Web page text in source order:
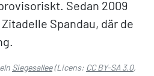
Sedan 2009
Spandau, där de
Siegesallee(Licens: CC BY-SA 3.0,